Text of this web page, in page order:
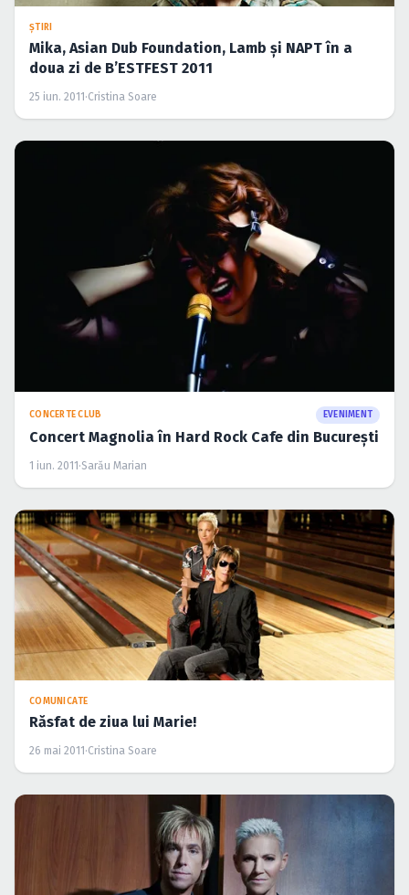
ŞTIRI
Mika, Asian Dub Foundation, Lamb şi NAPT în a
doua zi de B’ESTFEST 2011
25 iun. 2011 ·Cristina Soare
CONCERTE CLUB EVENIMENT
Concert Magnolia în Hard Rock Cafe din Bucureşti
1 iun. 2011·Sarău Marian
COMUNICATE
Răsfat de ziua lui Marie!
26 mai 2011 ·Cristina Soare